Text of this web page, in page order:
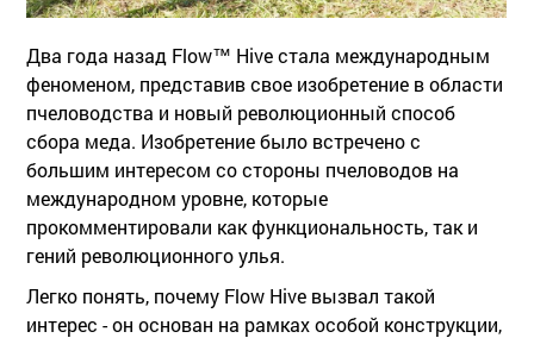
Два года назад Flow™ Hive стала международным
феноменом, представив свое изобретение в области
пчеловодства и новый революционный способ
сбора меда. Изобретение было встречено с
большим интересом со стороны пчеловодов на
международном уровне, которые
прокомментировали как функциональность, так и
гений революционного улья.
Легко понять, почему Flow Hive вызвал такой
интерес - он основан на рамках особой конструкции,